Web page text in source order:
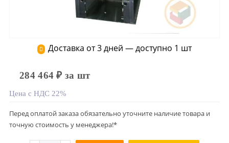
Доставка от 3 дней — доступно 1 шт
284 464 ₽ за шт
Цена с НДС 22%
Перед оплатой заказа обязательно уточните наличие товара и
точную стоимость у менеджера!*